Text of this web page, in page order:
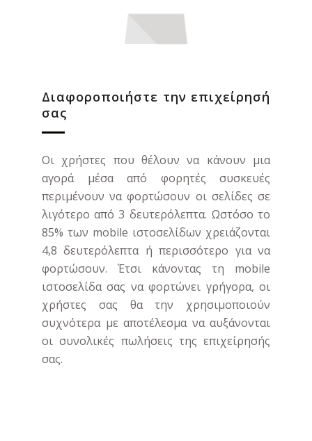
Διαφοροποιήστε την επιχείρησή
σας
Οι χρήστες που θέλουν να κάνουν μια
αγορά μέσα από φορητές συσκευές
περιμένουν να φορτώσουν οι σελίδες σε
λιγότερο από 3 δευτερόλεπτα. Ωστόσο το
85% των mobile ιστοσελίδων χρειάζονται
4,8 δευτερόλεπτα ή περισσότερο για να
φορτώσουν. Έτσι κάνοντας τη mobile
ιστοσελίδα σας να φορτώνει γρήγορα, οι
χρήστες σας θα την χρησιμοποιούν
συχνότερα με αποτέλεσμα να αυξάνονται
οι συνολικές πωλήσεις της επιχείρησής
σας.